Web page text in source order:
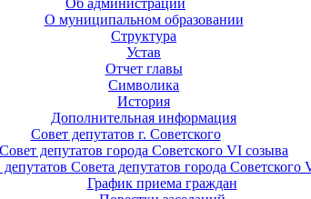
Об администрации
О муниципальном образовании
Структура
Устав
Отчет главы
Символика
История
Дополнительная информация
Совет депутатов г. Советского
Совет депутатов города Советского VI созыва
депутатов Совета депутатов города Советского
График приема граждан